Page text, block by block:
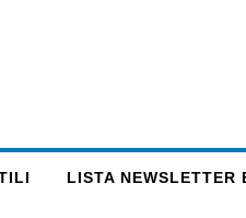
LISTA NEWSLETTER